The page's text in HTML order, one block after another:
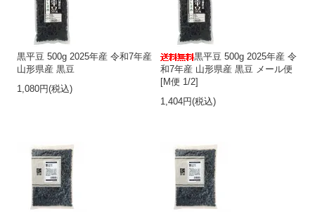
黒平豆 500g 2025年産 令和7年産
山形県産 黒豆
1,080円(税込)
黒平豆 500g 2025年産 令
和7年産 山形県産 黒豆 メール便
[M便 1/2]
1,404円(税込)